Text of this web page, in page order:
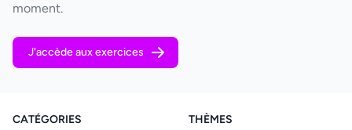
moment.
J'accède aux exercices
CATÉGORIES THÈMES